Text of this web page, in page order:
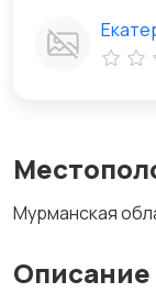
Мурманская
Описание